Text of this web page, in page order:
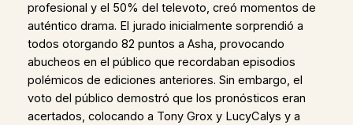
profesional y el 50% del televoto, creó momentos de
auténtico drama. El jurado inicialmente sorprendió a
todos otorgando 82 puntos a Asha, provocando
abucheos en el público que recordaban episodios
polémicos de ediciones anteriores. Sin embargo, el
voto del público demostró que los pronósticos eran
acertados, colocando a Tony Grox y LucyCalys y a